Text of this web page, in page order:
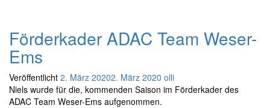
Förderkader ADAC Team Weser-
Ems
Veröffentlicht 2. März 20202. März 2020 olli
Niels wurde für die, kommenden Saison im Förderkader des
ADAC Team Weser-Ems aufgenommen.